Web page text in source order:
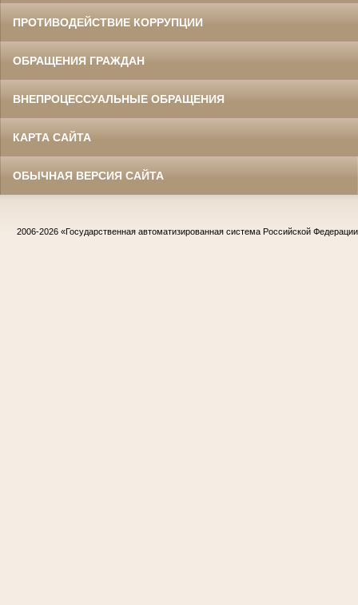
ПРОТИВОДЕЙСТВИЕ КОРРУПЦИИ
ОБРАЩЕНИЯ ГРАЖДАН
ВНЕПРОЦЕССУАЛЬНЫЕ ОБРАЩЕНИЯ
КАРТА САЙТА
ОБЫЧНАЯ ВЕРСИЯ САЙТА
2006-2026 «Государственная автоматизированная система Российской